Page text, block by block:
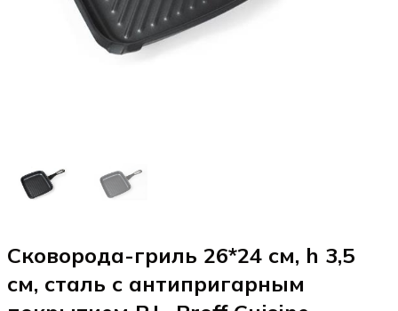
Сковорода-гриль 26*24 см, h 3,5
см, сталь с антипригарным